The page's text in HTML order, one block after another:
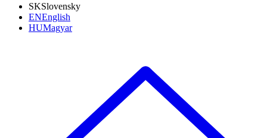
SKSlovensky
ENEnglish
HUMagyar